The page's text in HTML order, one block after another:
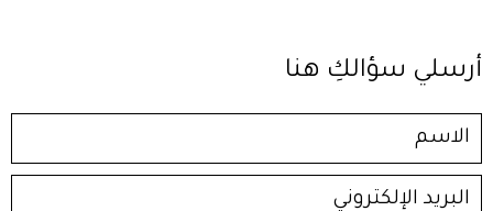
أرسلي سؤالكِ هنا